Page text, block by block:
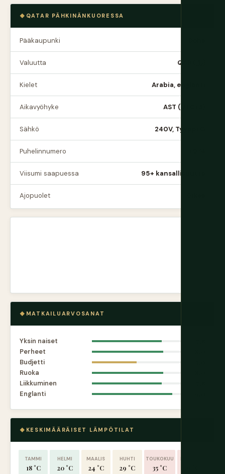
QATAR PÄHKINÄNKUORESSA
Pääkaupunki
Valuutta
Kielet Arabia, englanti
Aikavyöhyke AST (UTC+3)
Sähkö 240V, Tyyppi G
Puhelinnumero
Viisumi saapuessa 95+ kansallisuutta
Ajopuolet
MATKAILUARVOSANAT
Yksin naiset
Perheet
Budjetti
Ruoka
Liikkuminen
Englanti
KESKIMÄÄRÄISET LÄMPÖTILAT
TAMMI
18 °C
HELMI
20 °C
MAALIS
24 °C
HUHTI
29 °C
TOUKOKUU
35 °C